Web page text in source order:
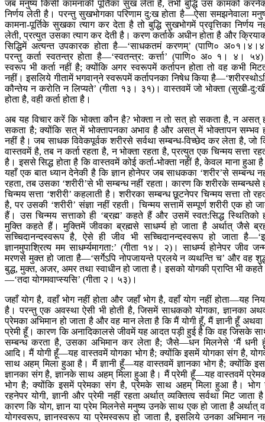
जब मनुष्य किसी कामनाकी पूर्तिका सुख लेता है, तभी बुद्धि उस कामको
निर्णय लेती है। परन्तु सुखभोगका परिणाम दु:ख होता है—ऐसा समझनेवाला
कामना-पूर्तिके सुखका त्याग कर देता है तो बुद्धि सुखभोगमें प्रवृत्तिका निर्णय
लेती, प्रत्युत उसका त्याग कर देती है। करण कर्ताके अधीन होता है और
सिद्धिमें अत्यन्त उपकारक होता है—‘साधकतमं करणम्’ (पाणि०
परन्तु कर्ता स्वतन्त्र होता है—‘स्वतन्त्र: कर्त्ता’ (पाणि० अ० १। ४।
स्वरूप भी कर्ता नहीं है; क्योंकि अगर स्वरूपमें कर्तापन होता तो वह कभी
नहीं। इसलिये गीतामें भगवान‍्ने स्वरूपमें कर्तापनका निषेध किया
कौन्तेय न करोति न लिप्यते’ (गीता १३। ३१)। वास्तवमें जो भोक्ता (सुखी-
होता है, वही कर्ता होता है।
अब यह विचार करें कि भोक्ता कौन है? भोक्ता न तो सत् हो सकता है, न असत्
सकता है; क्योंकि सत् में भोक्तापनका अभाव है और असत् में भोक्तापन सम्भव
नहीं है। जब साधक विवेकपूर्वक शरीरसे सर्वथा सम्बन्ध-विच्छेद कर लेता है, जो
वास्तवमें है, तब न कर्ता रहता है, न भोक्ता रहता है, प्रत्युत एक चिन्मय सत्ता
है। इससे सिद्ध होता है कि वास्तवमें कोई कर्ता-भोक्ता नहीं है, केवल माना हुआ
यहाँ एक बात ध्यान देनेकी है कि ज्ञान होनेपर जब साधकका ‘शरीर’से सम्बन्ध
रहता, तब उसका ‘शरीरी’से भी सम्बन्ध नहीं रहता। कारण कि शरीरके सम्बन्धसे
चिन्मय सत्ता ‘शरीरी’ कहलाती है। शरीरका सम्बन्ध छूटनेपर चिन्मय सत्ता तो
है, पर उसकी ‘शरीरी’ संज्ञा नहीं रहती। चिन्मय सत्तामें सम्पूर्ण शरीरी एक हो
हैं। उस चिन्मय सत्ताको ही ‘ब्रह्म’ कहते हैं और उसमें स्वत:सिद्ध स्थितिको
मुक्ति कहते हैं। मुक्तिमें जीवका ब्रह्मसे साधर्म्य हो जाता है अर्थात् जैसे
सच्चिदानन्दस्वरूप है, ऐसे ही जीव भी सच्चिदानन्दस्वरूप हो जाता
ज्ञानमुपाश्रित्य मम साधर्म्यमागता:’ (गीता १४। २)। साधर्म्य होनेपर जीव
मरणसे मुक्त हो जाता है—‘सर्गेऽपि नोपजायन्ते प्रलये न व्यथन्ति च’ और वह
बुद्ध, मुक्त, अजर, अमर तथा स्वाधीन हो जाता है। इसको योगकी प्राप्ति भी कहते
—‘तदा योगमवाप्स्यसि’ (गीता २। ५३)।
जहाँ योग है, वहाँ भोग नहीं होता और जहाँ भोग है, वहाँ योग नहीं होता—यह
है। परन्तु एक अवस्था ऐसी भी होती है, जिसमें साधकको योगका, ज्ञानका
प्रेमका अभिमान हो जाता है और वह मान लेता है कि मैं योगी हूँ, मैं ज्ञानी हूँ अथवा
प्रेमी हूँ। कारण कि अनादिकालसे जीवमें यह आदत पड़ी हुई है कि वह जिसके
सम्बन्ध करता है, उसका अभिमान कर लेता है; जैसे—धन मिलनेसे ‘मैं धनी
आदि। मैं योगी हूँ—यह वास्तवमें योगका भोग है; क्योंकि इसमें योगका संग है,
साथ अहम‍् मिला हुआ है। मैं ज्ञानी हूँ—यह वास्तवमें ज्ञानका भोग है; क्योंकि
ज्ञानका संग है, ज्ञानके साथ अहम‍् मिला हुआ है। मैं प्रेमी हूँ—यह वास्तवमें
भोग है; क्योंकि इसमें प्रेमका संग है, प्रेमके साथ अहम‍् मिला हुआ है। भोग
रहनेपर योगी, ज्ञानी और प्रेमी नहीं रहता अर्थात् व्यक्तित्व सर्वथा मिट जाता
कारण कि योग, ज्ञान या प्रेम मिलनेसे मनुष्य उनके साथ एक हो जाता है अर्थात्
योगस्वरूप, ज्ञानस्वरूप या प्रेमस्वरूप हो जाता है, इसलिये उनका अभिमान